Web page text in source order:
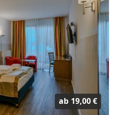
ab 19,00 €